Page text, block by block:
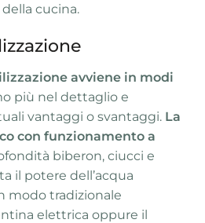
cucina.
avviene in modi
più nel dettaglio e
vantaggi o svantaggi. La
con funzionamento a
biberon, ciucci e
il potere dell’acqua
modo tradizionale
elettrica oppure il